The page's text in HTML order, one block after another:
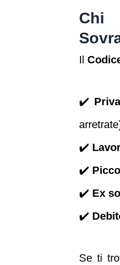
Chi
Il
✔️
✔️
✔️
✔️ Ex
✔️
Se ti